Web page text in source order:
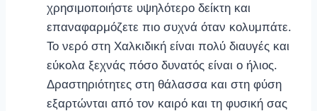
χρησιμοποιήστε υψηλότερο δείκτη και
επαναφαρμόζετε πιο συχνά όταν κολυμπάτε.
Το νερό στη Χαλκιδική είναι πολύ διαυγές και
εύκολα ξεχνάς πόσο δυνατός είναι ο ήλιος.
Δραστηριότητες στη θάλασσα και στη φύση
εξαρτώνται από τον καιρό και τη φυσική σας